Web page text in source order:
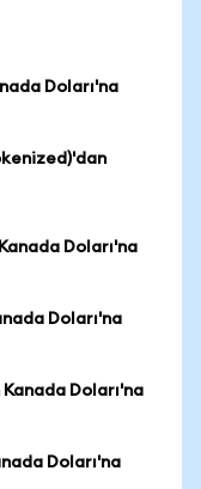
Doları'na
Doları'na
Doları'na
Doları'na
Doları'na